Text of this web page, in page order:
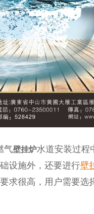
气壁挂炉水道安装过程
设施外，还要进行壁
求很高，用户需要选